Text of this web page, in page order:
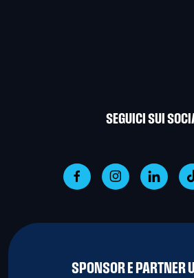
SEGUICI SUI
SPONSOR E PARTNER